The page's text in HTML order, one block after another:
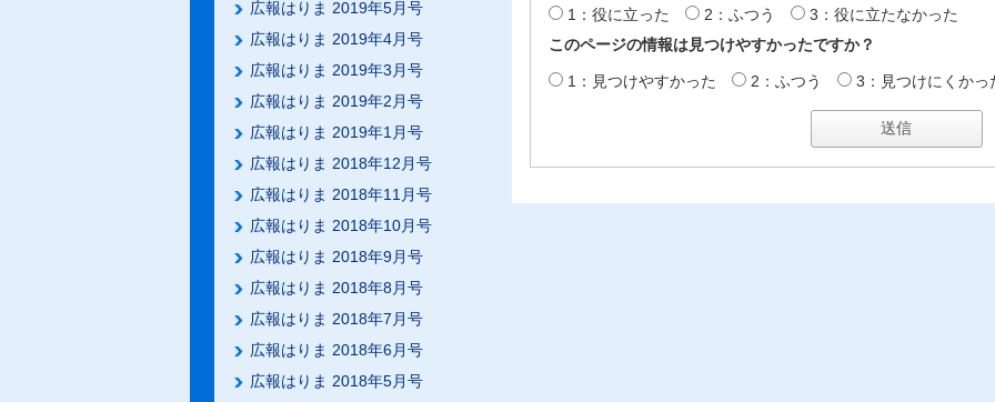
広報はりま 2019年5月号
広報はりま 2019年4月号
広報はりま 2019年3月号
広報はりま 2019年2月号
広報はりま 2019年1月号
広報はりま 2018年12月号
広報はりま 2018年11月号
広報はりま 2018年10月号
広報はりま 2018年9月号
広報はりま 2018年8月号
広報はりま 2018年7月号
広報はりま 2018年6月号
広報はりま 2018年5月号
1：役に立った 2：ふつう
3：役に立たなかった
このページの情報は見つけやすかったですか？
1：見つけやすかった 2：ふつう 3：見つけにくかっ